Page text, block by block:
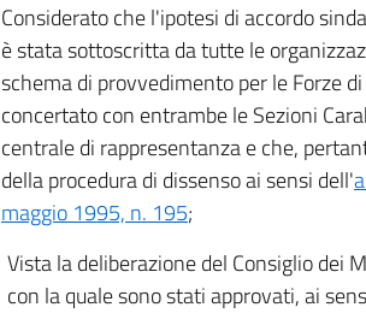
Considerato che l'ipotesi di accordo
è stata sottoscritta da tutte le
schema di provvedimento per le Forze
concertato con entrambe le Sezioni
centrale di rappresentanza e che,
della procedura di dissenso ai sensi dell'
maggio 1995, n. 195;
Vista la deliberazione del Consiglio dei
con la quale sono stati approvati, ai